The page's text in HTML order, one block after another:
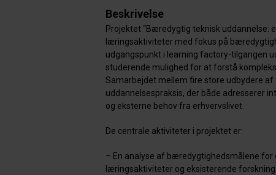
Beskrivelse
Projektet “Bæredygtig teknisk uddannelse:
læringsaktiviteter med fokus på
udgangspunkt i learning factory-tilgangen
studerende mulighed for at forstå
Samarbejdet mellem fire store udbydere
uddannelsespraksis, der både adresserer
og eksterne behov fra erhvervslivet.
De centrale aktiviteter i projektet er:
– En analyse af bæredygtighedsmålene
læringsaktiviteter og eksisterende